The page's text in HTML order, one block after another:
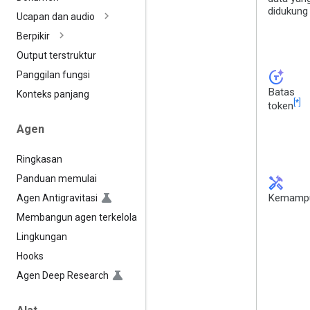
Ucapan dan audio
Berpikir
Output terstruktur
Panggilan fungsi
Konteks panjang
Agen
Ringkasan
Panduan memulai
Agen Antigravitasi
Membangun agen terkelola
Lingkungan
Hooks
Agen Deep Research
didukung
token_auto
Batas
token [*]
handyman